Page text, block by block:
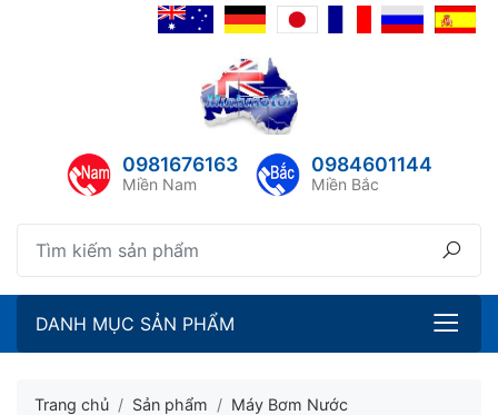
0981676163
Miền Nam
0984601144
Miền Bắc
DANH MỤC SẢN PHẨM
Trang chủ Sản phẩm
Máy Bơm Nước